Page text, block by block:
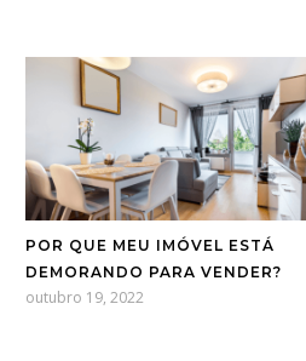
POR QUE MEU IMÓVEL ESTÁ
DEMORANDO PARA VENDER?
outubro 19, 2022